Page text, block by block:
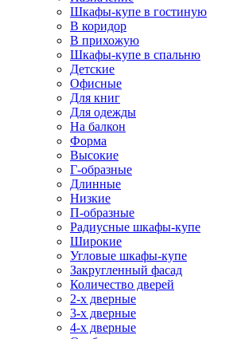
Шкафы-купе в гостиную
В коридор
В прихожую
Шкафы-купе в спальню
Детские
Офисные
Для книг
Для одежды
На балкон
Форма
Высокие
Г-образные
Длинные
Низкие
П-образные
Радиусные шкафы-купе
Широкие
Угловые шкафы-купе
Закругленный фасад
Количество дверей
2-х дверные
3-х дверные
4-х дверные